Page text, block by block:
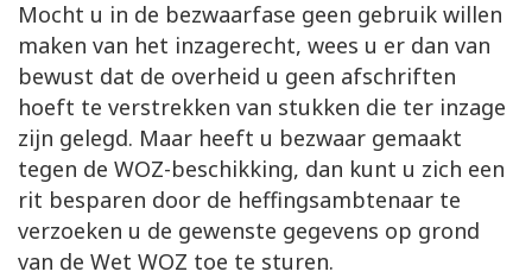
Mocht u in de bezwaarfase geen gebruik willen
maken van het inzagerecht, wees u er dan van
bewust dat de overheid u geen afschriften
hoeft te verstrekken van stukken die ter inzage
zijn gelegd. Maar heeft u bezwaar gemaakt
tegen de WOZ-beschikking, dan kunt u zich een
rit besparen door de heffingsambtenaar te
verzoeken u de gewenste gegevens op grond
van de Wet WOZ toe te sturen.